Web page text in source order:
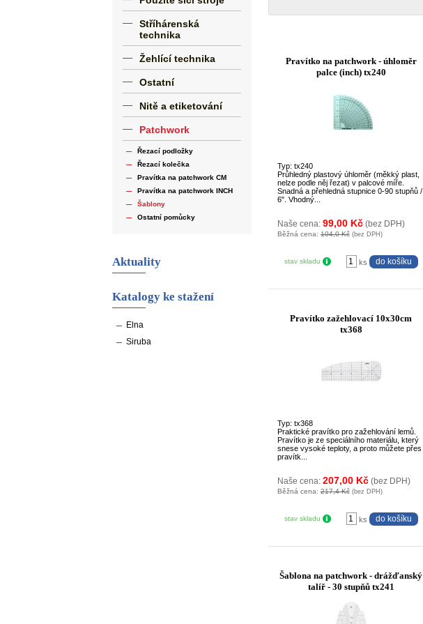
Stříhárenská
technika
Žehlící technika
Ostatní
Nitě a etiketování
Patchwork
Řezací podložky
Řezací kolečka
Pravítka na patchwork CM
Pravítka na patchwork INCH
Šablony
Ostatní pomůcky
Aktuality
Katalogy ke stažení
Elna
Siruba
Pravítko na patchwork - úhloměr
palce (inch) tx240
Typ: tx240
Průhledný plastový úhloměr (měkký plast,
nelze podle něj řezat) v palcové míře.
Snadná a přehledná stupnice 0-90 stupňů /
6". Vhodný...
Naše cena: 99,00 Kč (bez DPH)
Běžná cena:104,0 Kč (bez DPH)
stav skladu ks
Pravítko zažehlovací 10x30cm
tx368
Typ: tx368
Praktické pravítko pro zažehlování lemů.
Pravítko je ze speciálního materiálu, který
snese vysoké teploty, a proto můžete přes
pravítk...
Naše cena: 207,00 Kč (bez DPH)
Běžná cena:217,4 Kč (bez DPH)
stav skladu ks
Šablona na patchwork - drážďanský
talíř - 30 stupňů tx241